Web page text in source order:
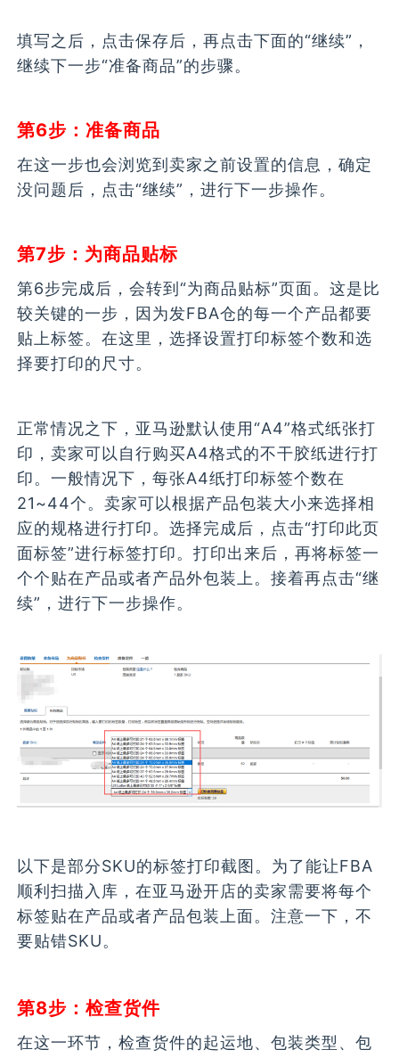
填写之后，点击保存后，再点击下面的“继续”，
继续下一步“准备商品”的步骤。
第6步：准备商品
在这一步也会浏览到卖家之前设置的信息，确定
没问题后，点击“继续”，进行下一步操作。
第7步：为商品贴标
第6步完成后，会转到“为商品贴标”页面。这是比
较关键的一步，因为发FBA仓的每一个产品都要
贴上标签。在这里，选择设置打印标签个数和选
择要打印的尺寸。
正常情况之下，亚马逊默认使用“A4”格式纸张打
印，卖家可以自行购买A4格式的不干胶纸进行打
印。一般情况下，每张A4纸打印标签个数在
21~44个。卖家可以根据产品包装大小来选择相
应的规格进行打印。选择完成后，点击“打印此页
面标签”进行标签打印。打印出来后，再将标签一
个个贴在产品或者产品外包装上。接着再点击“继
续”，进行下一步操作。
以下是部分SKU的标签打印截图。为了能让FBA
顺利扫描入库，在亚马逊开店的卖家需要将每个
标签贴在产品或者产品包装上面。注意一下，不
要贴错SKU。
第8步：检查货件
在这一环节，检查货件的起运地、包装类型、包